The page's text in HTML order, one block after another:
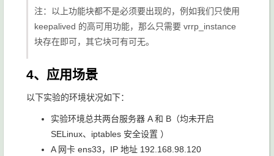
注：以上功能块都不是必须要出现的，例如我们只使用
keepalived 的高可用功能，那么只需要 vrrp_instance
块存在即可，其它块可有可无。
4、应用场景
以下实验的环境状况如下：
实验环境总共两台服务器 A 和 B（均未开启
SELinux、iptables 安全设置 ）
A 网卡 ens33，IP 地址 192.168.98.120